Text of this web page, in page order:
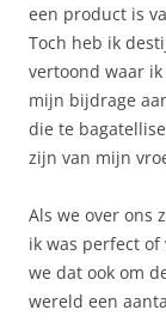
een product is
Toch heb ik
vertoond waar
mijn bijdrage
die te
zijn van mijn
Als we over ons
ik was perfect
we dat ook om
wereld een